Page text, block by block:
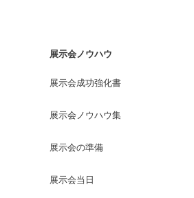
展示会ノウハウ
展示会成功強化書
展示会ノウハウ集
展示会の準備
展示会当日